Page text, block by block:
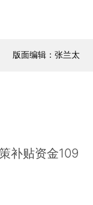
版面编辑：张兰太
补贴资金109